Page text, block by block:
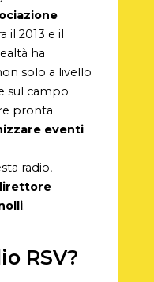
il 2013 e il
ha
solo a livello
sul campo
pronta
eventi
radio,
.
RSV?